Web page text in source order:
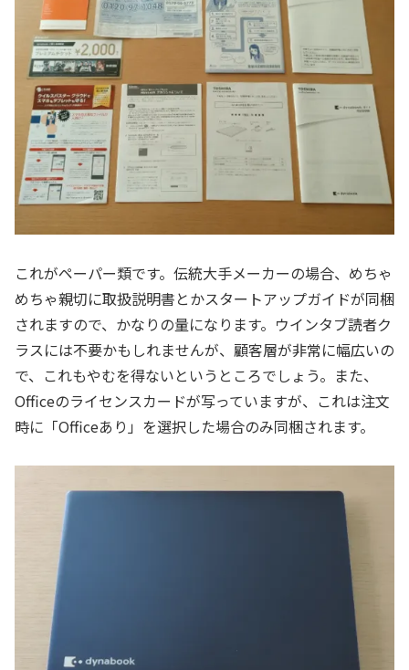
これがペーパー類です。伝統大手メーカーの場合、めちゃ
めちゃ親切に取扱説明書とかスタートアップガイドが同梱
されますので、かなりの量になります。ウインタブ読者ク
ラスには不要かもしれませんが、顧客層が非常に幅広いの
で、これもやむを得ないというところでしょう。また、
Officeのライセンスカードが写っていますが、これは注文
時に「Officeあり」を選択した場合のみ同梱されます。